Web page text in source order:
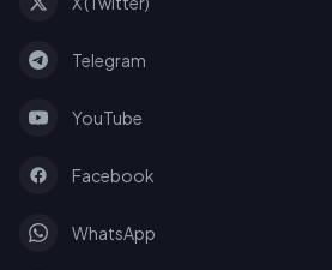
Telegram
YouTube
Facebook
WhatsApp